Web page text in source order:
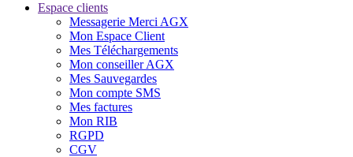
Espace clients
Messagerie Merci AGX
Mon Espace Client
Mes Téléchargements
Mon conseiller AGX
Mes Sauvegardes
Mon compte SMS
Mes factures
Mon RIB
RGPD
CGV